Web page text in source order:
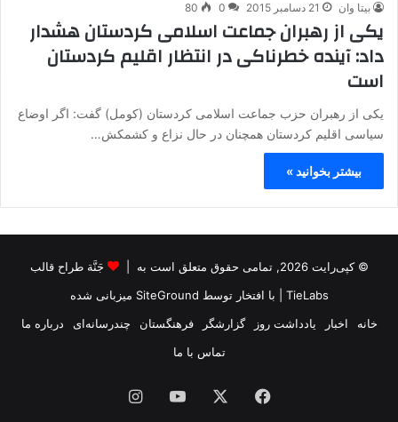
بیتا وان 21 دسامبر 2015 0
80
یکی از رهبران جماعت اسلامی کردستان هشدار
داد: آینده خطرناکی در انتظار اقلیم کردستان
است
یکی از رهبران حزب جماعت اسلامی کردستان (کومل) گفت: اگر اوضاع
سیاسی اقلیم کردستان همچنان در حال نزاع و کشمکش…
بیشتر بخوانید »
© کپی‌رایت 2026, تمامی حقوق متعلق است به |
جَنَّة طراح قالب
TieLabs | با افتخار توسط SiteGround میزبانی شده
خانه
اخبار یادداشت روز گزارشگر فرهنگستان چندرسانه‌ای
درباره ما
تماس با ما
فیس یوتیوب